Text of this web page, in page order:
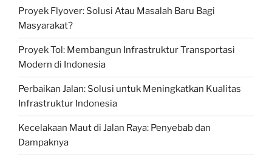
Proyek Flyover: Solusi Atau Masalah Baru Bagi
Masyarakat?
Proyek Tol: Membangun Infrastruktur Transportasi
Modern di Indonesia
Perbaikan Jalan: Solusi untuk Meningkatkan Kualitas
Infrastruktur Indonesia
Kecelakaan Maut di Jalan Raya: Penyebab dan
Dampaknya